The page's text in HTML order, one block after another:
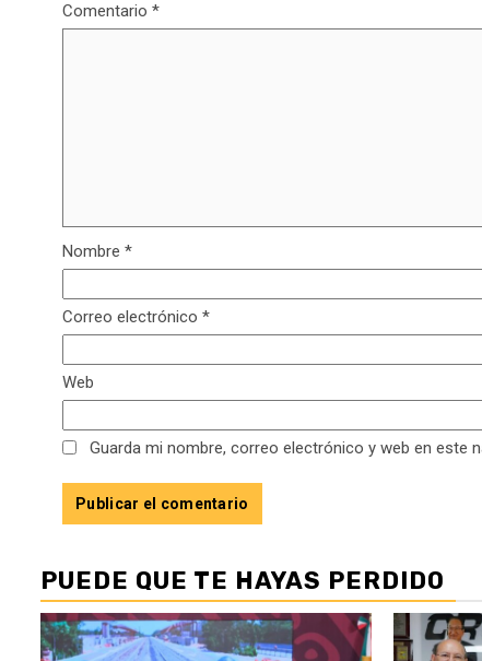
Comentario *
Nombre *
Correo electrónico *
Web
Guarda mi nombre, correo electrónico y web en este
PUEDE QUE TE HAYAS PERDIDO